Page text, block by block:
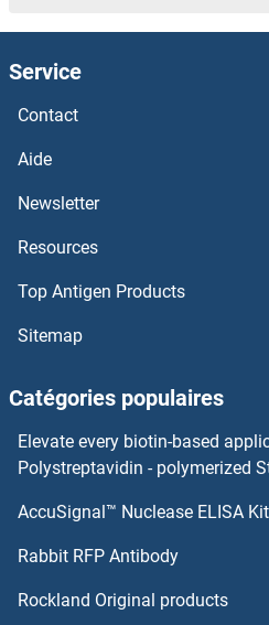
MMAB Kits ELISA
MLZE Kits ELISA
MLYCD Kits ELISA
MLL4 Kits ELISA
Service
Contact
Aide
Newsletter
Resources
Top Antigen Products
Sitemap
Catégories populaires
Elevate every biotin-based
Polystreptavidin - polymerized
AccuSignal™ Nuclease ELISA Kit
Rabbit RFP Antibody
Rockland Original products